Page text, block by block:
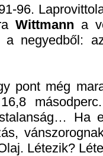
96.
Wittmann a
a negyedből:
pont még
Ha
Létezik?